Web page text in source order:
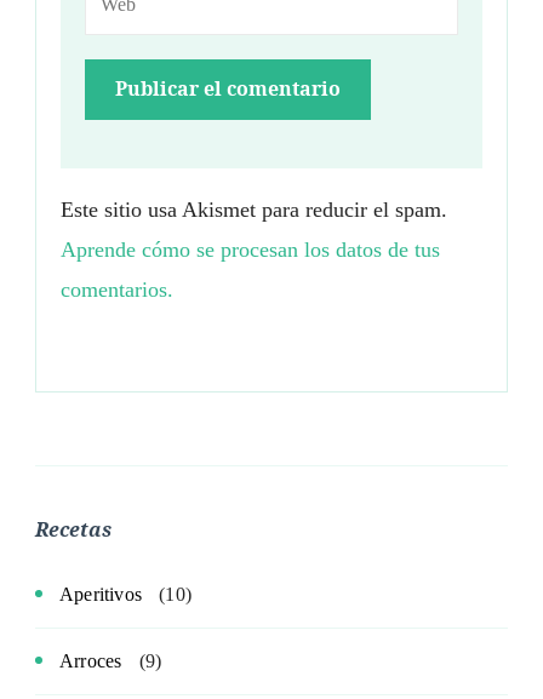
Este sitio usa Akismet para reducir el spam.
Aprende cómo se procesan los datos de tus
comentarios.
Recetas
Aperitivos (10)
Arroces (9)